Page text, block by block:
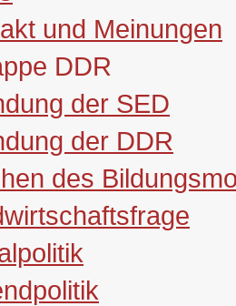
und Meinungen
DDR
der SED
der DDR
des